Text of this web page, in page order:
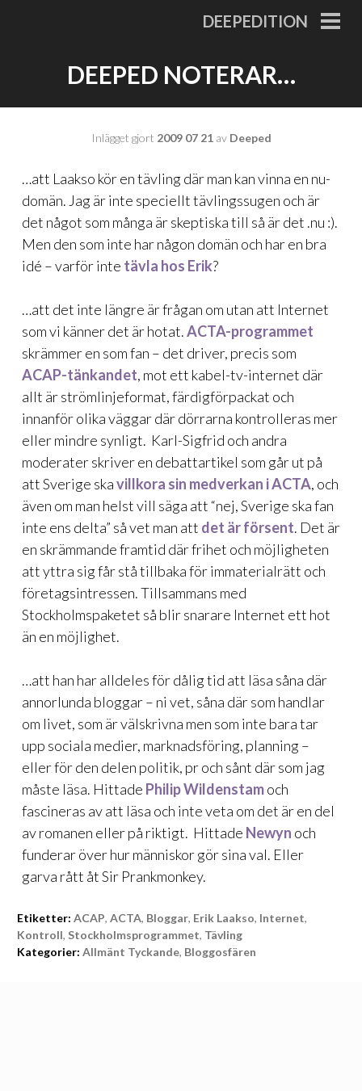
DEEPEDITION
DEEPED NOTERAR…
Inlägget gjort 2009 07 21av Deeped
…att Laakso kör en tävling där man kan vinna en nu-
domän. Jag är inte speciellt tävlingssugen och är
det något som många är skeptiska till så är det .nu :).
Men den som inte har någon domän och har en bra
idé – varför inte tävla hos Erik?
…att det inte längre är frågan om utan att Internet
som vi känner det är hotat.ACTA-programmet
skrämmer en som fan – det driver, precis som
ACAP-tänkandet, mot ett kabel-tv-internet där
allt är strömlinjeformat, färdigförpackat och
innanför olika väggar där dörrarna kontrolleras mer
eller mindre synligt. Karl-Sigfrid och andra
moderater skriver en debattartikel som går ut på
att Sverige skavillkora sin medverkan i ACTA, och
även om man helst vill säga att “nej, Sverige ska fan
inte ens delta” så vet man att det är försent. Det är
en skrämmande framtid där frihet och möjligheten
att yttra sig får stå tillbaka för immaterialrätt och
företagsintressen. Tillsammans med
Stockholmspaketet så blir snarare Internet ett hot
än en möjlighet.
…att han har alldeles för dålig tid att läsa såna där
annorlunda bloggar – ni vet, såna där som handlar
om livet, som är välskrivna men som inte bara tar
upp sociala medier, marknadsföring, planning –
eller för den delen politik, pr och sånt där som jag
måste läsa. Hittade Philip Wildenstamoch
fascineras av att läsa och inte veta om det är en del
av romanen eller på riktigt. Hittade Newyn och
funderar över hur människor gör sina val. Eller
garva rått åtSir Prankmonkey.
Etiketter: ACAP, ACTA, Bloggar, Erik Laakso, Internet,
Kontroll, Stockholmsprogrammet, Tävling
Kategorier: Allmänt Tyckande, Bloggosfären